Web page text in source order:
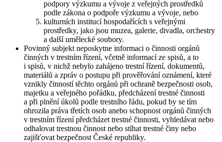
podpory výzkumu a vývoje z veřejných prostředků
podle zákona o podpoře výzkumu a vývoje, nebo
kulturních institucí hospodařících s veřejnými
prostředky, jako jsou muzea, galerie, divadla, orchestry
a další umělecké soubory.
Povinný subjekt neposkytne informaci o činnosti orgánů
činných v trestním řízení, včetně informací ze spisů, a to
i spisů, v nichž nebylo zahájeno trestní řízení, dokumentů,
materiálů a zpráv o postupu při prověřování oznámení, které
vznikly činností těchto orgánů při ochraně bezpečnosti osob,
majetku a veřejného pořádku, předcházení trestné činnosti
a při plnění úkolů podle trestního řádu, pokud by se tím
ohrozila práva třetích osob anebo schopnost orgánů činných
v trestním řízení předcházet trestné činnosti, vyhledávat nebo
odhalovat trestnou činnost nebo stíhat trestné činy nebo
zajišťovat bezpečnost České republiky.